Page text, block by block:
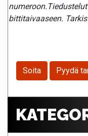
bittitaivaaseen.
Soita Pyydä